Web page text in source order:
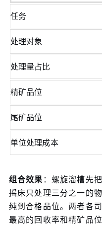
任务
处理对象
处理量占比
精矿品位
尾矿品位
单位处理成本
组合效果 ：螺旋溜槽先
摇床只处理三分之一的
纯到合格品位。两者各
最高的回收率和精矿品位